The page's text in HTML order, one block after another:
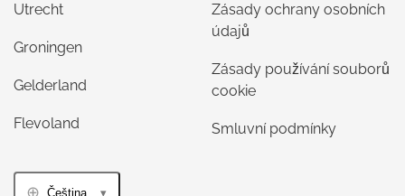
Utrecht
Groningen
Gelderland
Flevoland
Zásady ochrany osobních
údajů
Zásady používání souborů
cookie
Smluvní podmínky
Čeština